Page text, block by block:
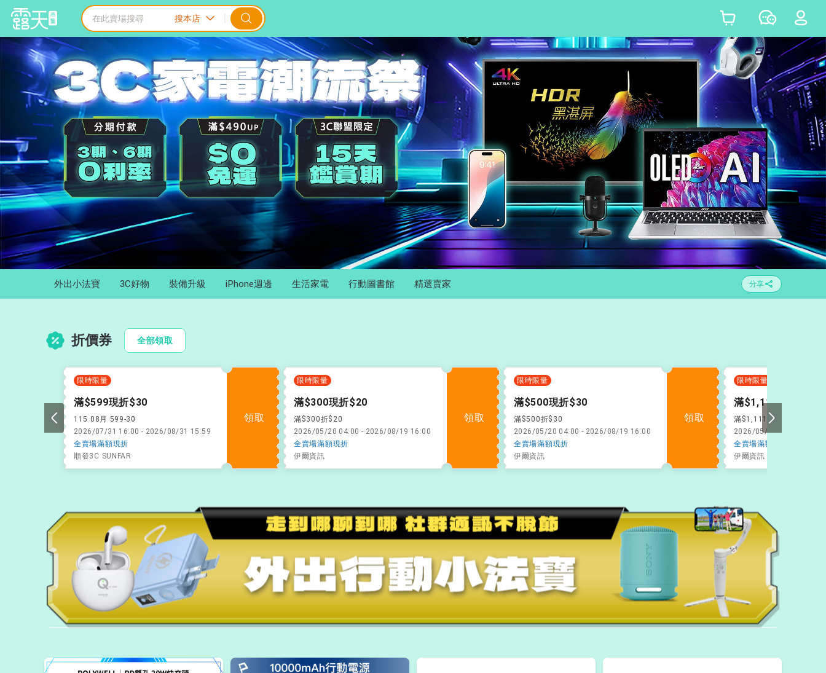
外出小法寶 3C好物 裝備升級 iPhone週邊 生活家電 行動圖書館 精選賣家 分享
折價券 全部領取
限時限量
滿$599現折$30
115 08月 599-30
2026/07/31 16:00 - 2026/08/31 15:59
全賣場滿額現折
順發3C SUNFAR
領取
限時限量
滿$300現折$20
滿$300折$20
2026/05/20 04:00 - 2026/08/19 16:00
全賣場滿額現折
伊爾資訊
領取
限時限量
滿$500現折$30
滿$500折$30
2026/05/20 04:00 - 2026/08/19 16:00
全賣場滿額現折
伊爾資訊
領取
限時限量
滿$1,111現折$111
滿$1,111折$111
2026/05/20 04:00 -
全賣場滿額現折
伊爾資訊